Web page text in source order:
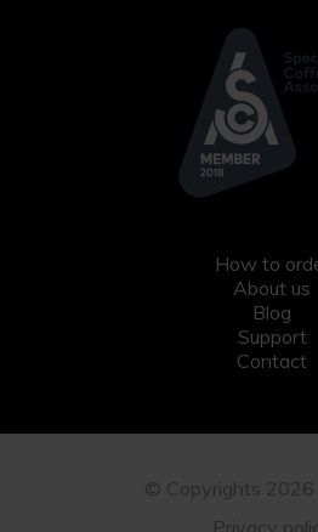
How to
About us
Blog
Support
Contact
© Copyrights 2026